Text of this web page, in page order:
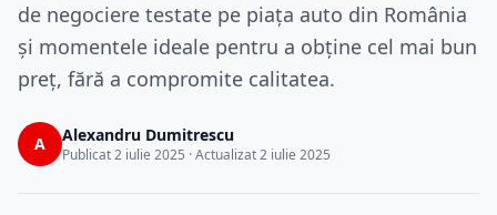
de negociere testate pe piața auto din România
și momentele ideale pentru a obține cel mai bun
preț, fără a compromite calitatea.
A Alexandru Dumitrescu
Publicat 2 iulie 2025 · Actualizat 2 iulie 2025